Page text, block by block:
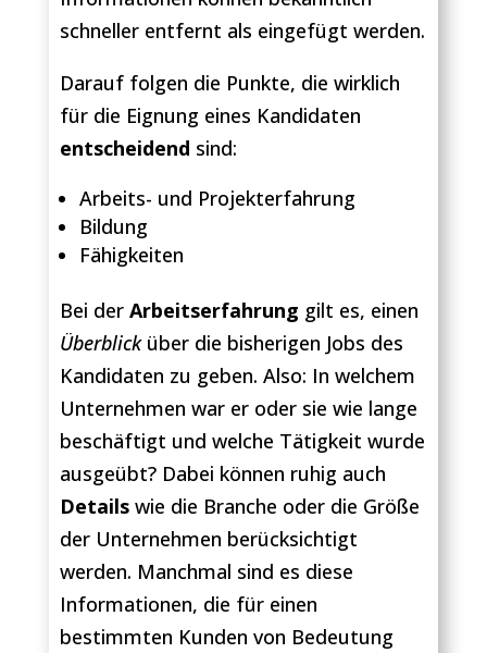
schneller entfernt als eingefügt werden.
Darauf folgen die Punkte, die wirklich
für die Eignung eines Kandidaten
entscheidend sind:
Arbeits- und Projekterfahrung
Bildung
Fähigkeiten
Bei der Arbeitserfahrung gilt es, einen
Überblicküber die bisherigen Jobs des
Kandidaten zu geben. Also: In welchem
Unternehmen war er oder sie wie lange
beschäftigt und welche Tätigkeit wurde
ausgeübt? Dabei können ruhig auch
Detailswie die Branche oder die Größe
der Unternehmen berücksichtigt
werden. Manchmal sind es diese
Informationen, die für einen
bestimmten Kunden von Bedeutung